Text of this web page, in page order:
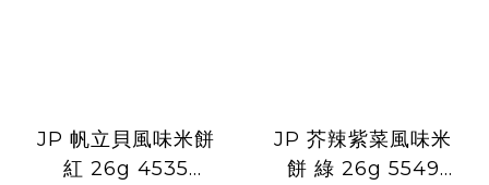
JP 帆立貝風味米餅
紅 26g 4535
JP 芥辣紫菜風味米
餅 綠 26g 5549